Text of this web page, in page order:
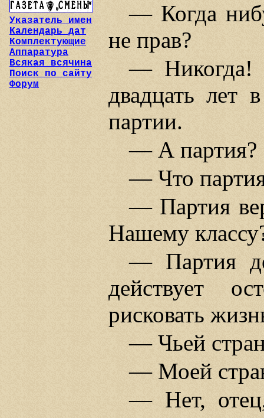
Указатель имен
Календарь дат
Комплектующие
Аппаратура
Всякая всячина
Поиск по сайту
Форум
— Когда
не прав?
— Никогда!
двадцать лет
партии.
— А партия?
— Что
— Партия
Нашему
— Партия
действует
рисковать
— Чьей
— Моей
— Нет,